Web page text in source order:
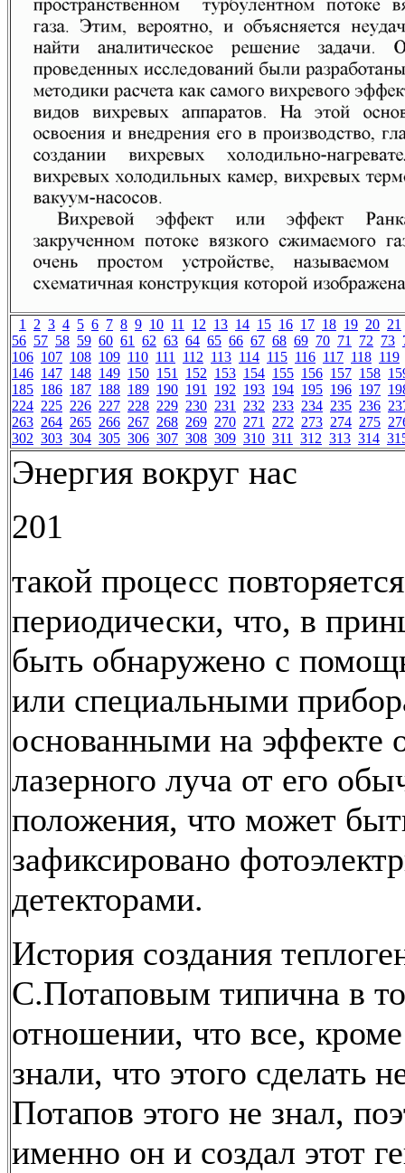
1 2 3 4 5 6 7 8 9 10 11 12 13 14 15 16 17 18 19 20 21
56 57 58 59 60 61 62 63 64 65 66 67 68 69 70 71 72 73
106 107 108 109 110 111 112 113 114 115 116 117 118 119
146 147 148 149 150 151 152 153 154 155 156 157 158
185 186 187 188 189 190 191 192 193 194 195 196 197
224 225 226 227 228 229 230 231 232 233 234 235 236
263 264 265 266 267 268 269 270 271 272 273 274 275
302 303 304 305 306 307 308 309 310 311 312 313 314
Энергия вокруг нас
201
такой процесс повторяется
периодически, что, в
быть обнаружено с
или специальными
основанными на эффекте
лазерного луча от его
положения, что может
зафиксировано
детекторами.
История создания
С.Потаповым типична в
отношении, что все,
знали, что этого сделать
Потапов этого не знал,
именно он и создал этот